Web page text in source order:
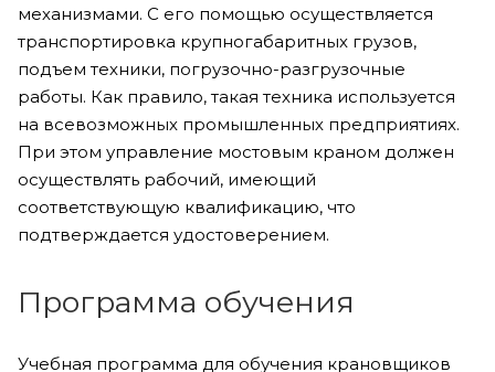
механизмами. С его помощью осуществляется
транспортировка крупногабаритных грузов,
подъем техники, погрузочно-разгрузочные
работы. Как правило, такая техника используется
на всевозможных промышленных предприятиях.
При этом управление мостовым краном должен
осуществлять рабочий, имеющий
соответствующую квалификацию, что
подтверждается удостоверением.
Программа обучения
Учебная программа для обучения крановщиков